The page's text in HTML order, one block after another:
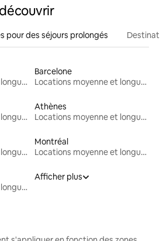
pour des séjours prolongés
Locations moyenne et longue durée
Barcelone
Locations moyenne et longue durée
Locations moyenne et longue durée
Athènes
Locations moyenne et longue durée
Locations moyenne et longue durée
Montréal
Locations moyenne et longue durée
Locations moyenne et longue durée
Afficher plus